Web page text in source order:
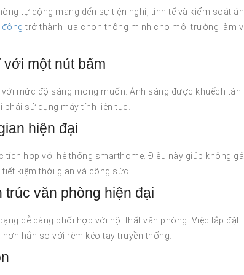
tự động mang đến sự tiện nghi, tinh tế và kiểm soát
trở thành lựa chọn thông minh cho môi trường làm
một nút bấm
mức độ sáng mong muốn. Ánh sáng được khuếch tán
sử dụng máy tính liên tục.
hiện đại
tích hợp với hệ thống smarthome. Điều này giúp không
kiệm thời gian và công sức.
văn phòng hiện đại
dễ dàng phối hợp với nội thất văn phòng. Việc lắp đặt
hẳn so với rèm kéo tay truyền thống.